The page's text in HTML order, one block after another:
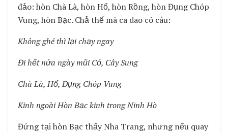
đảo: hòn Chà Là, hòn Hổ, hòn Rồng, hòn Đụng Chóp
Vung, hòn Bạc. Chả thế mà ca dao có câu:
Không ghé thì lại chạy ngay
Đi hết nửa ngày mũi Cỏ, Cây Sung
Chà Là, Hổ, Đụng Chóp Vung
Kinh ngoài Hòn Bạc kinh trong Ninh Hò
Đứng tại hòn Bạc thấy Nha Trang, nhưng nếu quay